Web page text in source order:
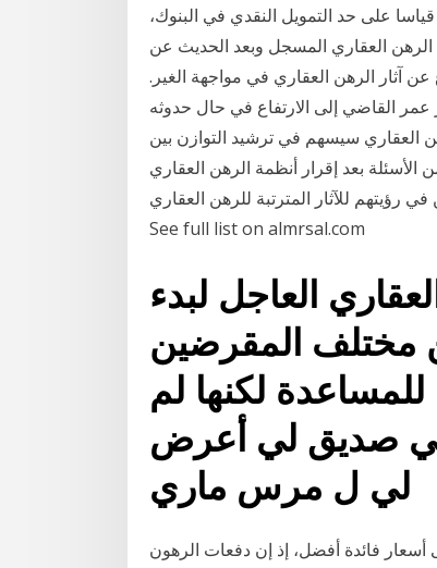
33% من قيمة الأرض قياسا على حد التمويل النقدي في البنوك،
العقاري المسجل وبعد الحديث عن
آثار الرهن العقاري في مواجهة الغير.
عمر القاضي إلى الارتفاع في حال حدوثه
العقاري سيسهم في ترشيد التوازن بين
بعد إقرار أنظمة الرهن العقاري
رؤيتهم للآثار المترتبة للرهن العقاري.
See full list on almrsal.com
العاجل لبدء
مختلف المقرضين
للمساعدة لكنها لم
صديق لي أعرض
لي ل مرس ماري
فائدة أفضل، إذ إن دفعات الرهون